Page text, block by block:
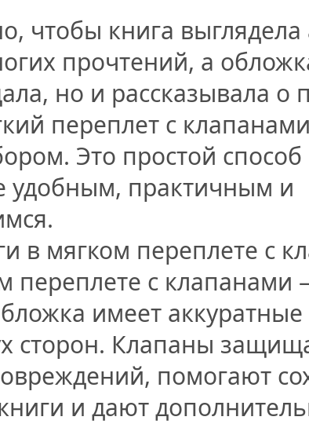
чтобы книга выглядела
прочтений, а
но и рассказывала о
переплет с
Это простой способ
удобным, практичным и
в мягком переплете с
переплете с клапанами
имеет
сторон. Клапаны
помогают
и дают